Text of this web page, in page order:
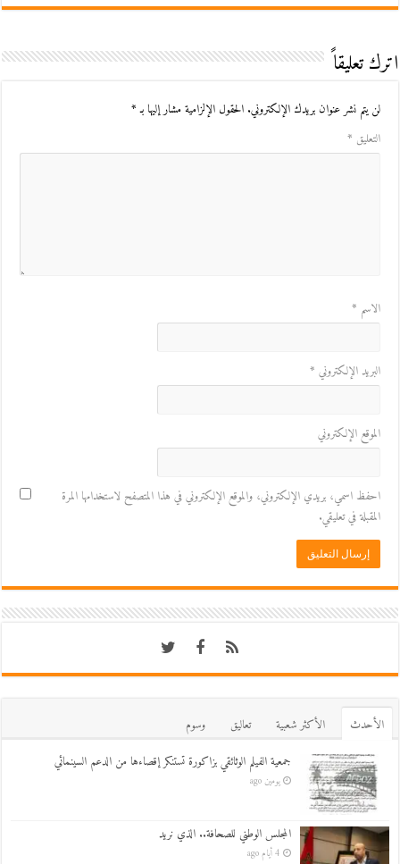
اترك تعليقاً
لن يتم نشر عنوان بريدك الإلكتروني. الحقول الإلزامية مشار إليها بـ*
التعليق *
الاسم *
البريد الإلكتروني *
الموقع الإلكتروني
احفظ اسمي، بريدي الإلكتروني، والموقع الإلكتروني في هذا المتصفح لاستخدامها المرة
المقبلة في تعليقي.
اﻷحدث اﻷكثر شعبية تعاليق
وسوم
جمعية الفيلم الوثائقي بزاكورة تستنكر إقصاءها من الدعم السينمائي
يومين ago
المجلس الوطني للصحافة.. الذي نريد
4 أيام ago